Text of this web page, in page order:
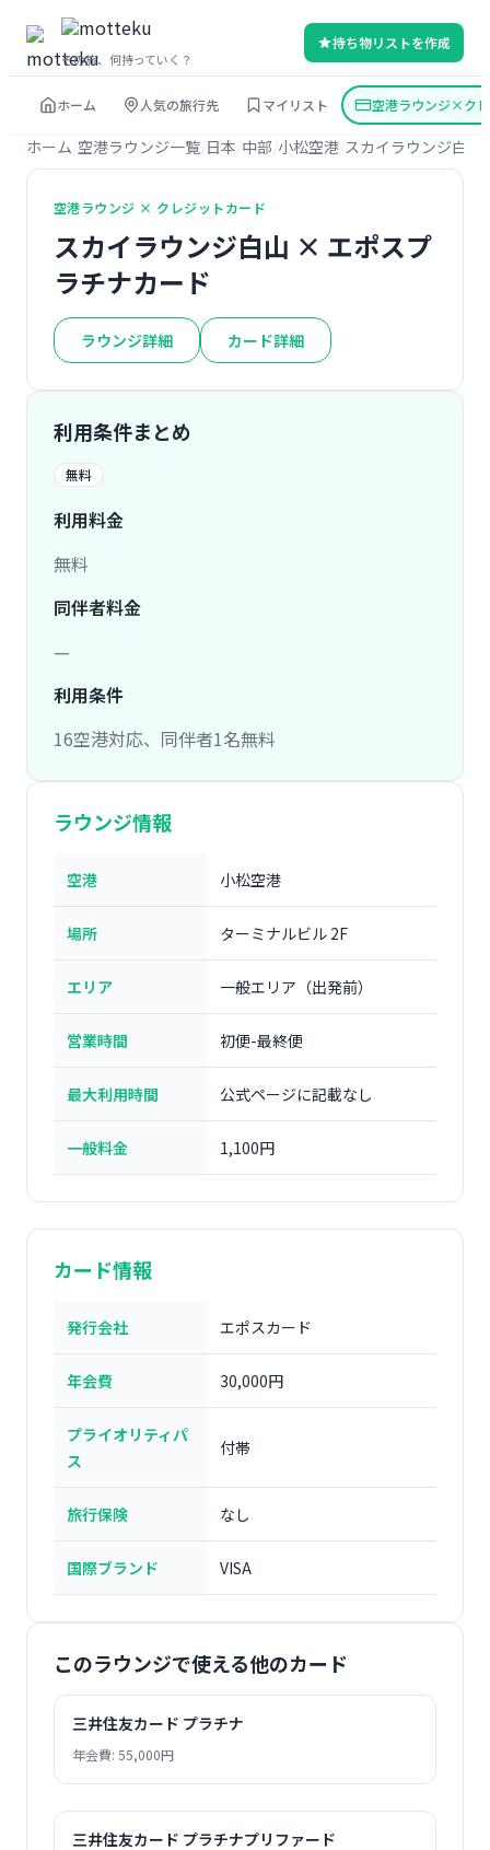
その旅、何持っていく？
持ち物リストを作成
ホーム 人気の旅行先 マイリスト 空港ラウンジ×ク
ホーム 空港ラウンジ一覧 日本 中部 小松空港 スカイラウンジ白山
空港ラウンジ × クレジットカード
スカイラウンジ白山 × エポスプ
ラチナカード
ラウンジ詳細 カード詳細
利用条件まとめ
無料
利用料金
無料
同伴者料金
—
利用条件
16空港対応、同伴者1名無料
ラウンジ情報
空港 小松空港
場所 ターミナルビル 2F
エリア 一般エリア（出発前）
営業時間 初便-最終便
最大利用時間 公式ページに記載なし
一般料金 1,100円
カード情報
発行会社 エポスカード
年会費 30,000円
プライオリティパ
ス
付帯
旅行保険 なし
国際ブランド VISA
このラウンジで使える他のカード
三井住友カード プラチナ
年会費: 55,000円
三井住友カード プラチナプリファード